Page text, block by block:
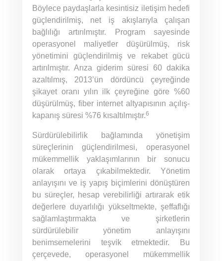
Böylece paydaşlarla kesintisiz iletişim hedefi
güçlendirilmiş, net iş akışlarıyla çalışan
bağlılığı artırılmıştır. Program sayesinde
operasyonel maliyetler düşürülmüş, risk
yönetimini güçlendirilmiş ve rekabet gücü
artırılmıştır. Arıza giderim süresi 60 dakika
azaltılmış, 2013’ün dördüncü çeyreğinde
şikayet oranı yılın ilk çeyreğine göre %60
düşürülmüş, fiber internet altyapısının açılış-
kapanış süresi %76 kısaltılmıştır.6
Sürdürülebilirlik bağlamında yönetişim
süreçlerinin güçlendirilmesi, operasyonel
mükemmellik yaklaşımlarının bir sonucu
olarak ortaya çıkabilmektedir. Yönetim
anlayışını ve iş yapış biçimlerini dönüştüren
bu süreçler, hesap verebilirliği artırarak etik
değerlere duyarlılığı yükseltmekte, şeffaflığı
sağlamlaştırmakta ve şirketlerin
sürdürülebilir yönetim anlayışını
benimsemelerini teşvik etmektedir. Bu
çerçevede, operasyonel mükemmellik